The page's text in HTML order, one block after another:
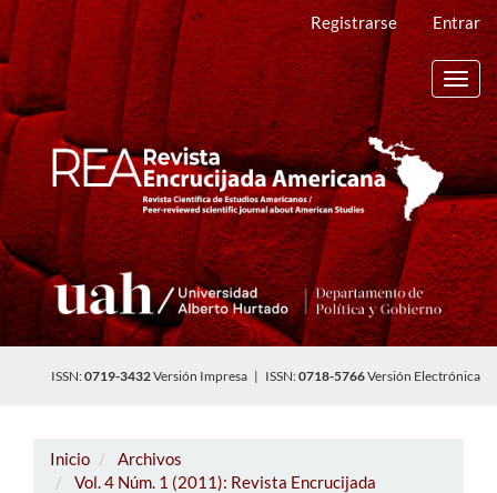
Navegación
principal
Contenido
principal
Barra
lateral
Registrarse Entrar
ISSN:0719-3432Versión Impresa | ISSN:0718-5766Versión Electrónica
Inicio
Archivos
Vol. 4 Núm. 1 (2011): Revista Encrucijada